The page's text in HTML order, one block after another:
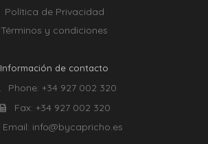
Política de Privacidad
Términos y condiciones
Información de contacto
Phone: +34 927 002 320
Fax: +34 927 002 320
Email: info@bycapricho.es